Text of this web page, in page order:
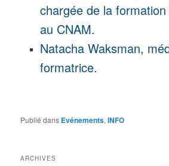
chargée de la
au CNAM.
Natacha Waksman,
formatrice.
Publié dans Evénements,INFO
ARCHIVES